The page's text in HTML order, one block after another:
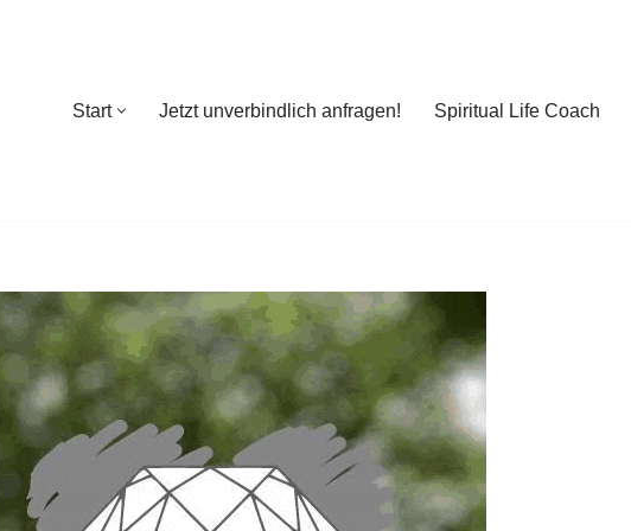
Start Jetzt unverbindlich anfragen! Spiritual Life Coach
Start Jetzt unverbindlich anfragen!